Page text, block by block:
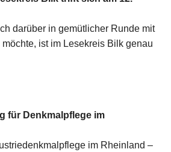
darüber in gemütlicher Runde mit
ist im Lesekreis Bilk genau
für Denkmalpflege im
im Rheinland –